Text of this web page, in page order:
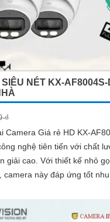
NÉT KX-
₫
Camera Giá rẻ HD KX-
nghệ tiên tiến với chất
nhỏ gọn, dễ dàng lắp đặt
camera này đáp ứng tốt nhu